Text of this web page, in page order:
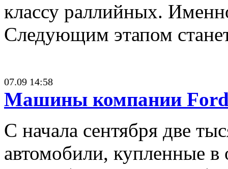
классу раллийных.
Следующим этапом
07.09 14:58
Машины компании Ford
С начала сентября две
автомобили, купленные